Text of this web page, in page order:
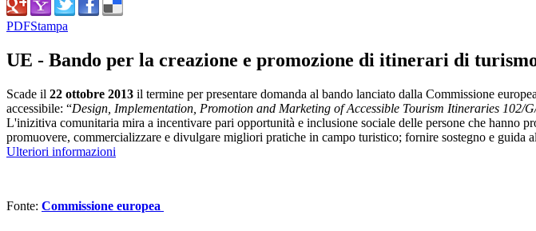
PDFStampa
UE - Bando per la creazione e promozione di itinerari di
Scade il 22 ottobre 2013 il termine per presentare domanda al bando lanciato dalla Commissione
accessibile: “Design, Implementation, Promotion and Marketing of Accessible Tourism Itineraries 102/
L'inizitiva comunitaria mira a incentivare pari opportunità e inclusione sociale delle persone che hanno
promuovere, commercializzare e divulgare migliori pratiche in campo turistico; fornire sostegno e
Ulteriori informazioni
Fonte: Commissione europea